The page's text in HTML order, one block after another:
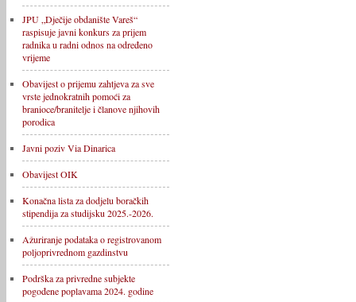
JPU „Dječije obdanište Vareš“
raspisuje javni konkurs za prijem
radnika u radni odnos na određeno
vrijeme
Obavijest o prijemu zahtjeva za sve
vrste jednokratnih pomoći za
branioce/branitelje i članove njihovih
porodica
Javni poziv Via Dinarica
Obavijest OIK
Konačna lista za dodjelu boračkih
stipendija za studijsku 2025.-2026.
Ažuriranje podataka o registrovanom
poljoprivrednom gazdinstvu
Podrška za privredne subjekte
pogođene poplavama 2024. godine